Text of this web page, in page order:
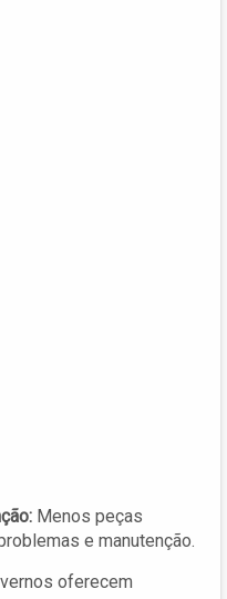
Menos peças
e manutenção.
oferecem